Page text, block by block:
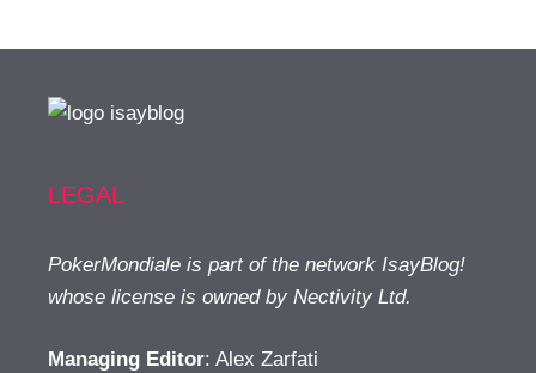
LEGAL
PokerMondiale is part of the network IsayBlog!
whose license is owned by Nectivity Ltd.
Managing Editor: Alex Zarfati